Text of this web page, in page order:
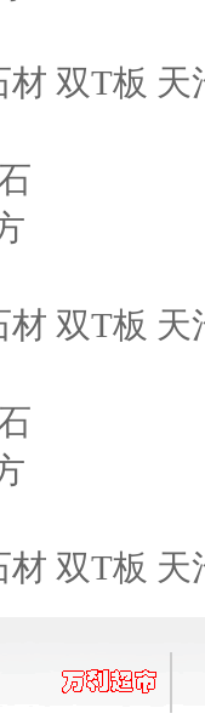
双T板
双T板
双T板 天